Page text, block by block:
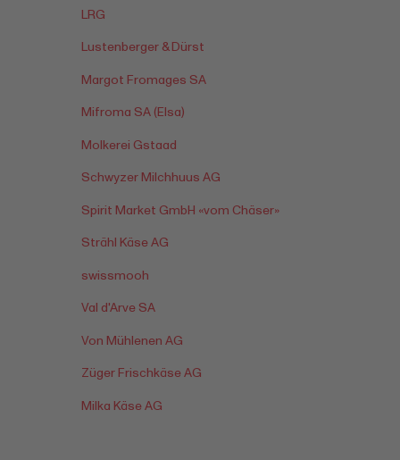
LRG
Lustenberger & Dürst
Margot Fromages SA
Mifroma SA (Elsa)
Molkerei Gstaad
Schwyzer Milchhuus AG
Spirit Market GmbH «vom Chäser»
Strähl Käse AG
swissmooh
Val d'Arve SA
Von Mühlenen AG
Züger Frischkäse AG
Milka Käse AG